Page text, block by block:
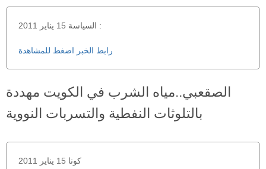
السياسة 15 يناير 2011 :
رابط الخبر اضغط للمشاهدة
الصقعبي..مياه الشرب في الكويت مهددة
بالتلوثات النفطية والتسربات النووية
كونا 15 يناير 2011